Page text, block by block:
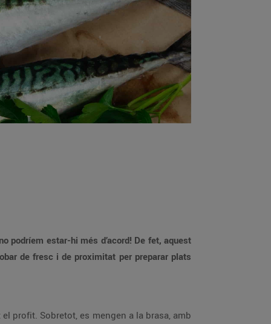
podríem estar-hi més d’acord! De fet, aquest
de fresc i de proximitat per preparar plats
profit. Sobretot, es mengen a la brasa, amb